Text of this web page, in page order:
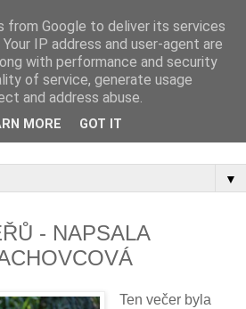
posluchači kurzů a co se na nich
▼
- NAPSALA
Ten večer byla
from Google to deliver its services
IP address and user-agent are
with performance and security
of service, generate usage
and address abuse.
MORE GOT IT